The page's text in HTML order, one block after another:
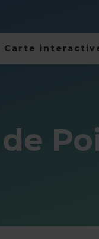
Carte